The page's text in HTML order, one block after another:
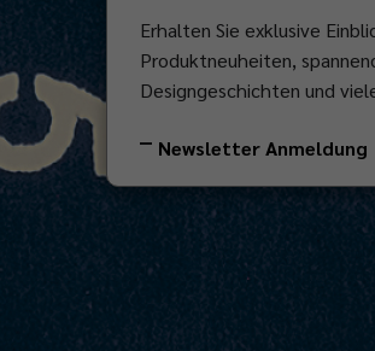
Erhalten Sie exklusive
Produktneuheiten,
Designgeschichten und
Newsletter Anmeldung